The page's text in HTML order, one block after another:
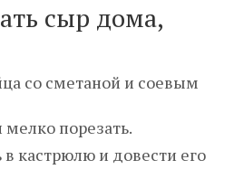
сыр дома,
со сметаной и соевым
порезать.
кастрюлю и довести его